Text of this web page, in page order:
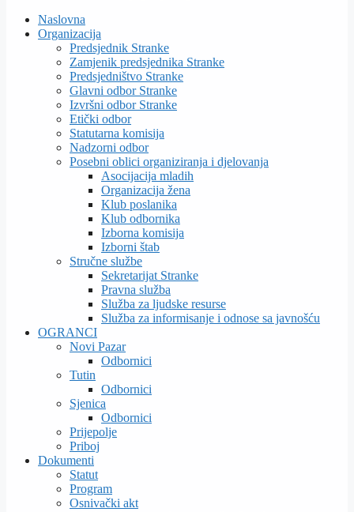
Naslovna
Organizacija
Predsjednik Stranke
Zamjenik predsjednika Stranke
Predsjedništvo Stranke
Glavni odbor Stranke
Izvršni odbor Stranke
Etički odbor
Statutarna komisija
Nadzorni odbor
Posebni oblici organiziranja i djelovanja
Asocijacija mladih
Organizacija žena
Klub poslanika
Klub odbornika
Izborna komisija
Izborni štab
Stručne službe
Sekretarijat Stranke
Pravna služba
Služba za ljudske resurse
Služba za informisanje i odnose sa javnošću
OGRANCI
Novi Pazar
Odbornici
Tutin
Odbornici
Sjenica
Odbornici
Prijepolje
Priboj
Dokumenti
Statut
Program
Osnivački akt